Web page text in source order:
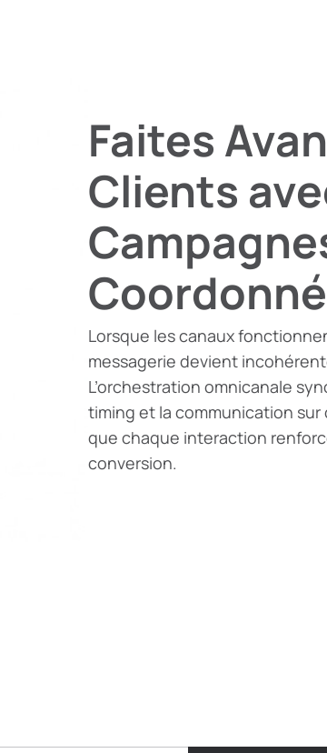
Faites
Clients
Lorsque les canaux
messagerie devient
L’orchestration omnicanale
timing et la communication
que chaque interaction
conversion.